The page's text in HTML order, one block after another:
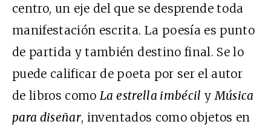
centro, un eje del que se desprende toda
manifestación escrita. La poesía es punto
de partida y también destino final. Se lo
puede calificar de poeta por ser el autor
de libros comoLa estrella imbécil yMúsica
para diseñar, inventados como objetos en